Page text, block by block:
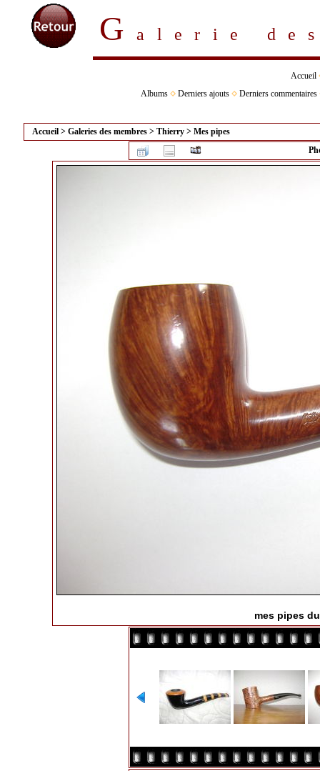
Galerie
Accueil
Albums
Derniers ajouts Derniers commentaires
Accueil > Galeries des membres > Thierry > Mes pipes
mes pipes